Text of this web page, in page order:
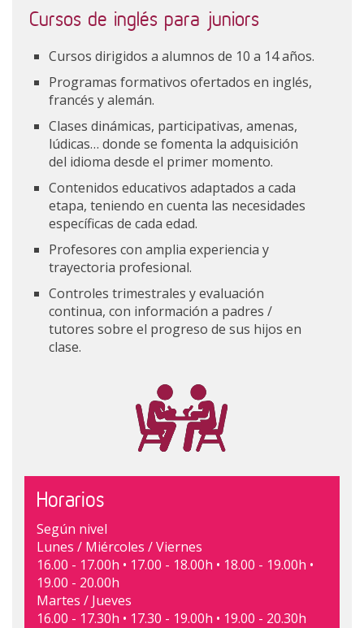
Cursos de inglés para juniors
Cursos dirigidos a alumnos de 10 a 14 años.
Programas formativos ofertados en inglés,
francés y alemán.
Clases dinámicas, participativas, amenas,
lúdicas… donde se fomenta la adquisición
del idioma desde el primer momento.
Contenidos educativos adaptados a cada
etapa, teniendo en cuenta las necesidades
específicas de cada edad.
Profesores con amplia experiencia y
trayectoria profesional.
Controles trimestrales y evaluación
continua, con información a padres /
tutores sobre el progreso de sus hijos en
clase.
Horarios
Según nivel
Lunes / Miércoles / Viernes
16.00 - 17.00h • 17.00 - 18.00h • 18.00 - 19.00h •
19.00 - 20.00h
Martes / Jueves
16.00 - 17.30h • 17.30 - 19.00h • 19.00 - 20.30h